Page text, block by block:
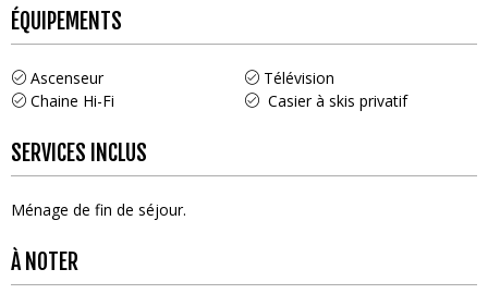
ÉQUIPEMENTS
Ascenseur
Télévision
Chaine Hi-Fi
Casier à skis privatif
SERVICES INCLUS
Ménage de fin de séjour
À NOTER